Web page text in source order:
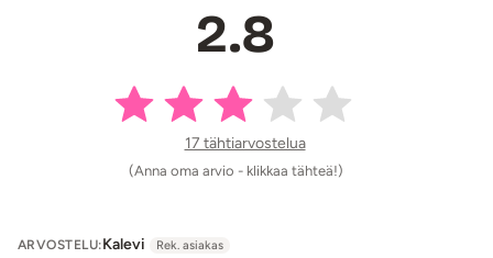
2.8
17 tähtiarvostelua
(Anna oma arvio - klikkaa tähteä!)
ARVOSTELU:Kalevi Rek. asiakas